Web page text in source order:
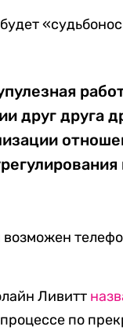
друг друга
возможен
Ливитт
по